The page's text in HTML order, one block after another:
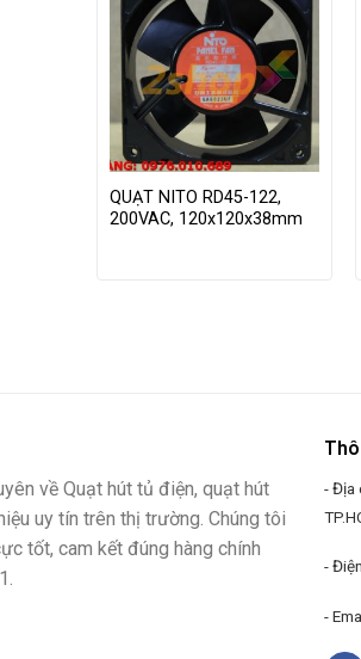
QUẠT NITO RD45-122,
200VAC, 120x120x38mm
về Quạt hút tủ điện, quạt hút
uy tín trên thị trường. Chúng tôi
tốt, cam kết đúng hàng chính
- Địa
-
-